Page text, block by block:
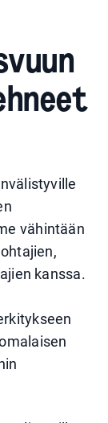
vähintään
kanssa.